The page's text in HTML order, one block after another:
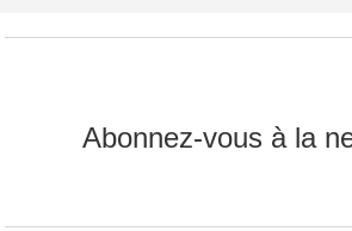
Abonnez-vous à la